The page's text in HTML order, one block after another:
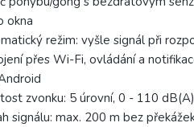
okna
režim: vyšle signál při
přes Wi-Fi, ovládání a
zvonku: 5 úrovní, 0 - 110 dB(A)
signálu: max. 200 m bez